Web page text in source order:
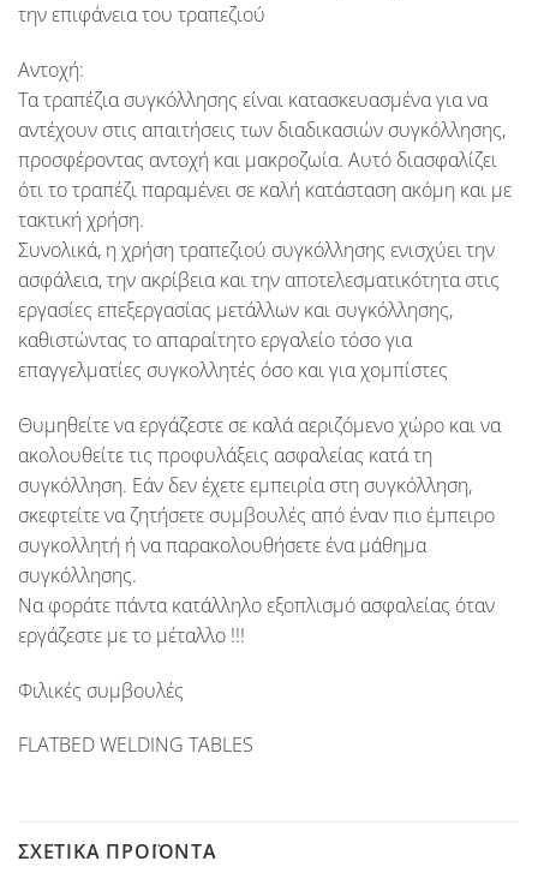
την επιφάνεια του τραπεζιού
Αντοχή:
Τα τραπέζια συγκόλλησης είναι κατασκευασμένα για να
αντέχουν στις απαιτήσεις των διαδικασιών συγκόλλησης,
προσφέροντας αντοχή και μακροζωία. Αυτό διασφαλίζει
ότι το τραπέζι παραμένει σε καλή κατάσταση ακόμη και με
τακτική χρήση.
Συνολικά, η χρήση τραπεζιού συγκόλλησης ενισχύει την
ασφάλεια, την ακρίβεια και την αποτελεσματικότητα στις
εργασίες επεξεργασίας μετάλλων και συγκόλλησης,
καθιστώντας το απαραίτητο εργαλείο τόσο για
επαγγελματίες συγκολλητές όσο και για χομπίστες
Θυμηθείτε να εργάζεστε σε καλά αεριζόμενο χώρο και να
ακολουθείτε τις προφυλάξεις ασφαλείας κατά τη
συγκόλληση. Εάν δεν έχετε εμπειρία στη συγκόλληση,
σκεφτείτε να ζητήσετε συμβουλές από έναν πιο έμπειρο
συγκολλητή ή να παρακολουθήσετε ένα μάθημα
συγκόλλησης.
Να φοράτε πάντα κατάλληλο εξοπλισμό ασφαλείας όταν
εργάζεστε με το μέταλλο !!!
Φιλικές συμβουλές
FLATBED WELDING TABLES
ΣΧΕΤΙΚΆ ΠΡΟΪΌΝΤΑ